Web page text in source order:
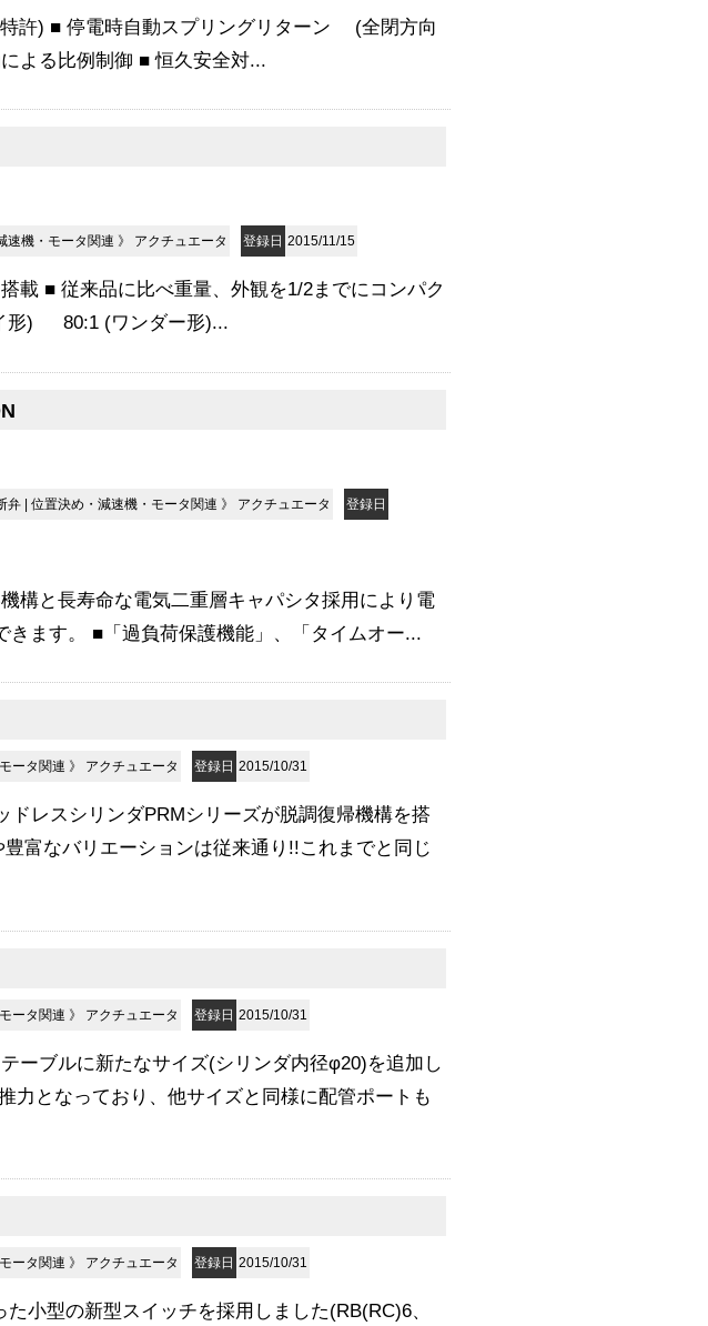
許) ■ 停電時自動スプリングリターン (全閉方向
よる比例制御 ■ 恒久安全対...
速機・モータ関連 》 アクチュエータ 登録日 2015/11/15
載 ■ 従来品に比べ重量、外観を1/2までにコンパク
形) 80:1 (ワンダー形)...
弁 | 位置決め・減速機・モータ関連 》 アクチュエータ 登録日
構と長寿命な電気二重層キャパシタ採用により電
ます。 ■「過負荷保護機能」、「タイムオー...
ータ関連 》 アクチュエータ 登録日 2015/10/31
レスシリンダPRMシリーズが脱調復帰機構を搭
富なバリエーションは従来通り!!これまでと同じ
ータ関連 》 アクチュエータ 登録日 2015/10/31
ーブルに新たなサイズ(シリンダ内径φ20)を追加し
力となっており、他サイズと同様に配管ポートも
ータ関連 》 アクチュエータ 登録日 2015/10/31
小型の新型スイッチを採用しました(RB(RC)6、